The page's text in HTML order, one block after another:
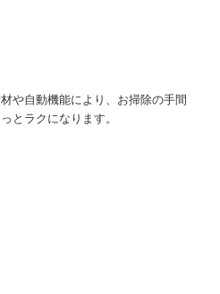
や自動機能により、お掃除の手間
とラクになります。